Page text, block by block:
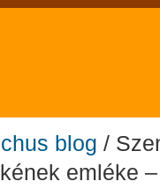
blog /
emléke